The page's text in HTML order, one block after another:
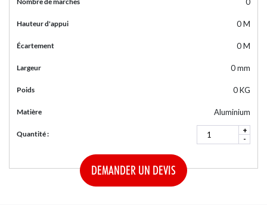
Hauteur d'appui 0 M
Écartement 0 M
Largeur 0 mm
Poids 0 KG
Matière Aluminium
Quantité : +
-
DEMANDER UN DEVIS